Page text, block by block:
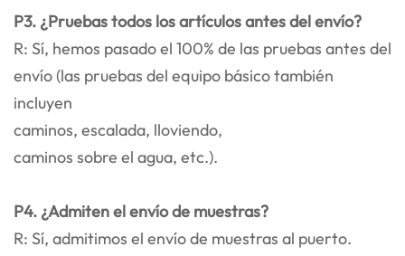
P3. ¿Pruebas todos los artículos antes del envío?
R: Sí, hemos pasado el 100% de las pruebas antes del
envío (las pruebas del equipo básico también
incluyen
caminos, escalada, lloviendo,
caminos sobre el agua, etc.).
P4. ¿Admiten el envío de muestras?
R: Sí, admitimos el envío de muestras al puerto.